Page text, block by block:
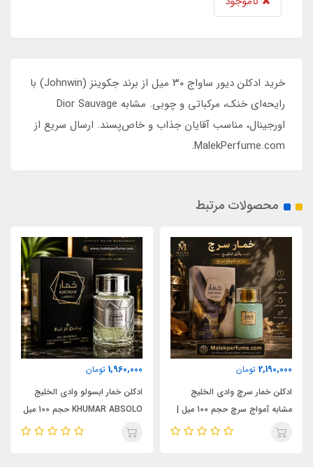
خرید ادکلن دیور ساواج ۳۰ میل از برند جکوینز (Johnwin) با
رایحه‌ای خنک، مرکباتی و چوبی. مشابه Dior Sauvage
اورجینال، مناسب آقایان جذاب و خاص‌پسند. ارسال سریع از
MalekPerfume.com.
محصولات مرتبط
2,190,000 تومان
ادکلن خمار سرچ وادی الخلیج
مشابه آمواج سرچ حجم 100 میل |
KHUMAR Search Eau de
1,960,000 تومان
ادکلن خمار ابسولو وادی الخلیج
KHUMAR ABSOLO حجم 100 میل
| مشابه اورجینال ایو سن لورن مای